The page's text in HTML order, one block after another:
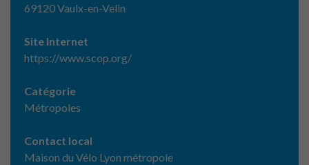
69120 Vaulx-en-Velin
Site Internet
https://www.scop.org/
Catégorie
Métropoles
Contact local
Maison du Vélo Lyon métropole